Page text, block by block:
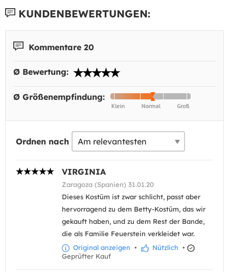
KUNDENBEWERTUNGEN:
Kommentare 20
Ø Bewertung:
Ø Größenempfindung:
Ordnen nach
VIRGINIA
Zaragoza (Spanien) 31.01.20
Dieses Kostüm ist zwar schlicht, passt aber
hervorragend zu dem Betty-Kostüm, das wir
gekauft haben, und zu dem Rest der Bande,
die als Familie Feuerstein verkleidet war.
Original anzeigen • Nützlich •
Geprüfter Kauf